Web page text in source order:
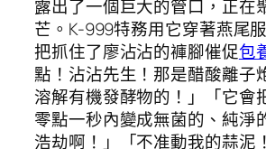
露出了一個巨大的管口，正在
芒。K-999特務用它穿著燕尾
把抓住了廖沾沾的褲腳催促包
點！沾沾先生！那是醋酸離子
溶解有機發酵物的！」「它會
零點一秒內變成無菌的、純淨
浩劫啊！」「不准動我的蒜泥！